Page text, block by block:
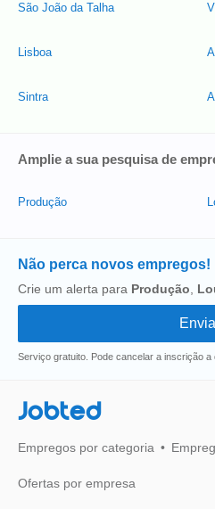
São João da Talha
Lisboa
Sintra
Amplie a sua pesquisa de
Produção
Não perca novos empregos!
Crie um alerta para Produção
Serviço gratuito. Pode cancelar a inscrição a
Jobted
Empregos por categoria
Ofertas por empresa